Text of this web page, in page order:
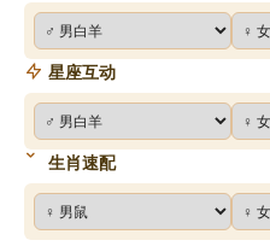
星座互动
生肖速配